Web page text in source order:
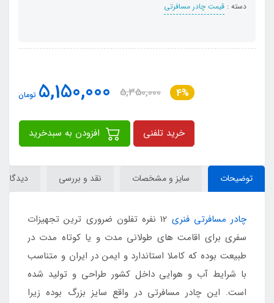
دسته : قیمت چادر مسافرتی
4%
5,350,000
5,150,000 تومان
خرید تلفنی
توضیحات سایز و مشخصات نقد و بررسی
چادر مسافرتی فنری
12 نفره تفلون ضروری ترین تجهیزات
سفری برای اقامت های طولانی مدت و یا کوتاه مدت در
طبیعت بوده که کاملا استاندارد و ایمن در ایران و متناسب
با شرایط آب و هوایی داخل کشور طراحی و تولید شده
است. این چادر مسافرتی در واقع سایز بزرگ بوده زیرا